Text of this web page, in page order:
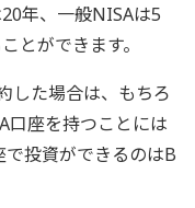
年、一般NISAは5
とができます。
した場合は、もちろ
口座を持つことには
投資ができるのはB